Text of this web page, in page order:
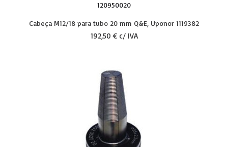
120950020
Cabeça M12/18 para tubo 20 mm Q&E, Uponor 1119382
192,50 € c/ IVA